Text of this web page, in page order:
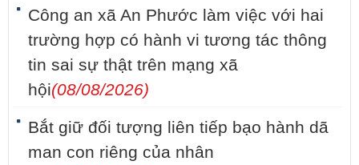
Công an xã An Phước làm việc với hai
trường hợp có hành vi tương tác thông
tin sai sự thật trên mạng xã
hội(08/08/2026)
Bắt giữ đối tượng liên tiếp bạo hành dã
man con riêng của nhân